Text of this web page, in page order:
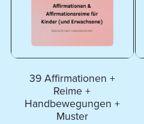
39 Affirmationen +
Reime +
Handbewegungen +
Muster